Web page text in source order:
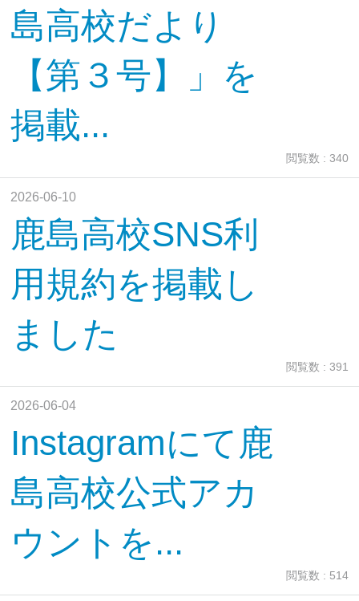
島高校だより
【第３号】」を
掲載...
閲覧数 : 340
2026-06-10
鹿島高校SNS利
用規約を掲載し
ました
閲覧数 : 391
2026-06-04
Instagramにて鹿
島高校公式アカ
ウントを...
閲覧数 : 514